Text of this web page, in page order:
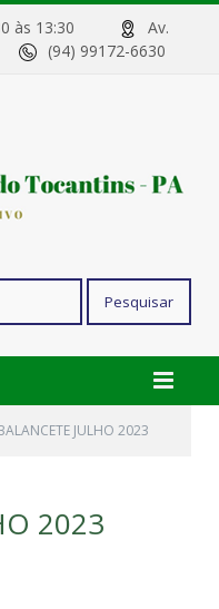
às 13:30
Av.
(94) 99172-6630
JULHO 2023
2023